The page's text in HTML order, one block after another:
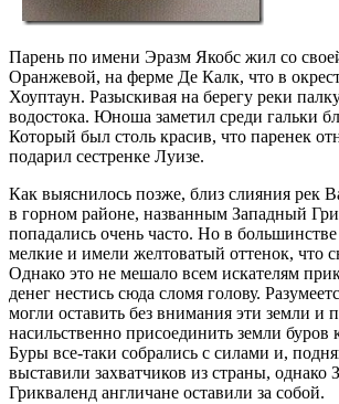
Парень по имени Эразм Якобс жил со
Оранжевой, на ферме Де Калк, что в
Хоуптаун. Разыскивая на берегу реки
водостока. Юноша заметил среди гальки
Который был столь красив, что паренек
подарил сестренке Луизе.
Как выяснилось позже, близ слияния рек
в горном районе, названным Западный
попадались очень часто. Но в
мелкие и имели желтоватый оттенок, что
Однако это не мешало всем искателям
денег нестись сюда сломя голову.
могли оставить без внимания эти земли и
насильственно присоединить земли буров
Буры все-таки собрались с силами и,
выставили захватчиков из страны, однако
Грикваленд англичане оставили за собой.